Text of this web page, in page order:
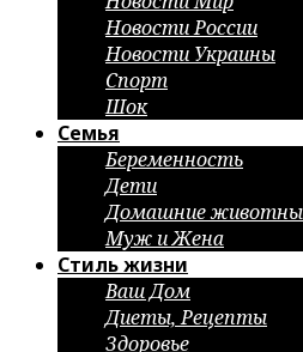
Новости России
Новости Украины
Спорт
Шок
Семья
Беременность
Дети
Домашние
Муж и Жена
Стиль жизни
Ваш Дом
Диеты, Рецепты
Здоровье